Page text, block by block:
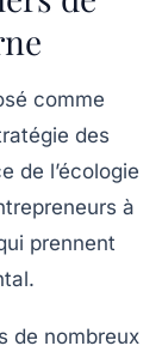
comme
des
de l’écologie
à
prennent
de nombreux